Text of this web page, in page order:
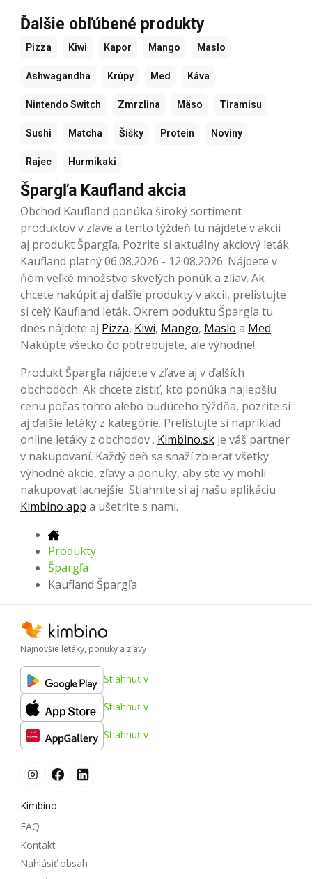
Ďalšie obľúbené produkty
Pizza Kiwi Kapor Mango Maslo
Ashwagandha Krúpy Med Káva
Nintendo Switch Zmrzlina Mäso Tiramisu
Sushi Matcha Šišky Protein Noviny
Rajec Hurmikaki
Špargľa Kaufland akcia
Obchod Kaufland ponúka široký sortiment
produktov v zľave a tento týždeň tu nájdete v akcii
aj produkt Špargľa. Pozrite si aktuálny akciový leták
Kaufland platný 06.08.2026 - 12.08.2026. Nájdete v
ňom veľké množstvo skvelých ponúk a zliav. Ak
chcete nakúpiť aj ďalšie produkty v akcii, prelistujte
si celý Kaufland leták. Okrem poduktu Špargľa tu
dnes nájdete aj Pizza, Kiwi, Mango, Maslo a Med.
Nakúpte všetko čo potrebujete, ale výhodne!
Produkt Špargľa nájdete v zľave aj v ďalších
obchodoch. Ak chcete zistiť, kto ponúka najlepšiu
cenu počas tohto alebo budúceho týždňa, pozrite si
aj ďalšie letáky z kategórie. Prelistujte si napríklad
online letáky z obchodov . Kimbino.sk je váš partner
v nakupovaní. Každý deň sa snaží zbierať všetky
výhodné akcie, zľavy a ponuky, aby ste vy mohli
nakupovať lacnejšie. Stiahnite si aj našu aplikáciu
Kimbino app a ušetrite s nami.
Produkty
Špargľa
Kaufland Špargľa
Najnovšie letáky, ponuky a zľavy
Stiahnuť v
Stiahnuť v
Stiahnuť v
Kimbino
FAQ
Kontakt
Nahlásiť obsah